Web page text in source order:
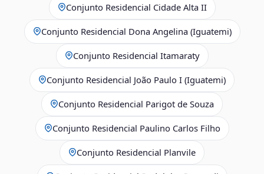
Conjunto Residencial Cidade Alta II
Conjunto Residencial Dona Angelina (Iguatemi)
Conjunto Residencial Itamaraty
Conjunto Residencial João Paulo I (Iguatemi)
Conjunto Residencial Parigot de Souza
Conjunto Residencial Paulino Carlos Filho
Conjunto Residencial Planvile